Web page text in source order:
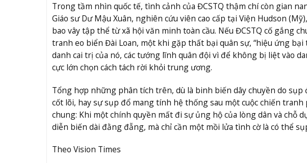
Trong tầm nhìn quốc tế, tình cảnh của ĐCSTQ thậm chí còn gian
Giáo sư Dư Mậu Xuân, nghiên cứu viên cao cấp tại Viện Hudson
bao vây tập thể từ xã hội văn minh toàn cầu. Nếu ĐCSTQ cố gắng
tranh eo biển Đài Loan, một khi gặp thất bại quân sự, “hiệu ứng
danh cai trị của nó, các tướng lĩnh quân đội vì để không bị liệt vào
cực lớn chọn cách tách rời khỏi trung ương.
Tổng hợp những phân tích trên, dù là binh biến dây chuyền do
cốt lõi, hay sự sụp đổ mang tính hệ thống sau một cuộc chiến
chung: Khi một chính quyền mất đi sự ủng hộ của lòng dân và chỗ
diễn biến dài đằng đẵng, mà chỉ cần một mồi lửa tình cờ là có thể
Theo Vision Times